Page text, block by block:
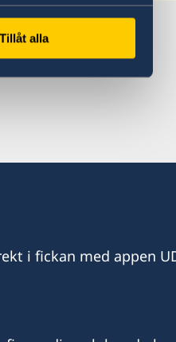
Tillåt alla
i fickan med appen